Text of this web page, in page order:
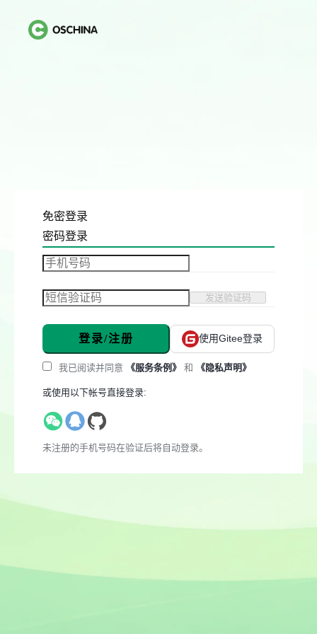
免密登录
密码登录
发送验证码
登录/注册 使用Gitee登录
我已阅读并同意 《服务条例》 和 《隐私声明》
或使用以下帐号直接登录:
未注册的手机号码在验证后将自动登录。